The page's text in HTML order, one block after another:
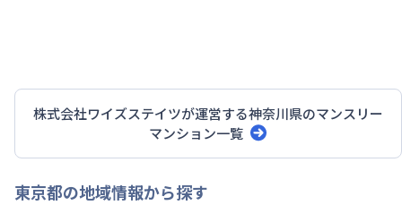
株式会社ワイズステイツが運営する神奈川県のマンスリー
マンション一覧
東京都の地域情報から探す